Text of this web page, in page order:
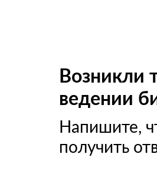
Возникли
ведении
Напишите,
получить